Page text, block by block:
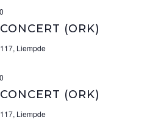
(ORK)
Liempde
(ORK)
Liempde